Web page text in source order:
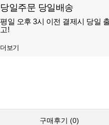
당일주문 당일배송
평일 오후 3시 이전 결제시 당일
고!
더보기
구매후기 (0)